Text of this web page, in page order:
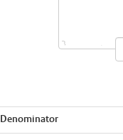
Denominator